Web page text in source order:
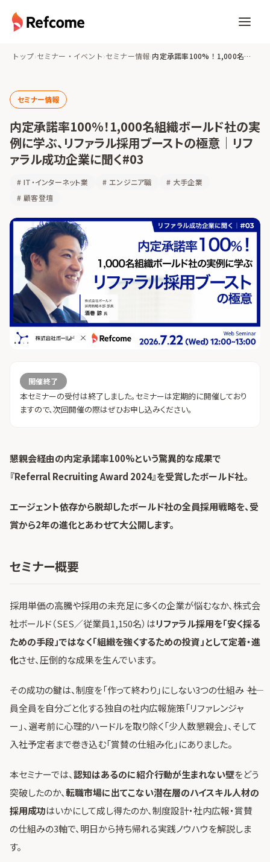
トップ›セミナー・イベント›セミナー情報› 内定承諾率100%！1,000名組織ボールド社の実例に学ぶ、リファラル採用ブーストの極意｜リファラル成功企業に聞く#03
セミナー情報
内定承諾率100%！1,000名組織ボールド社の実
例に学ぶ、リファラル採用ブーストの極意｜リフ
ァラル成功企業に聞く#03
# IT・インターネット業 # エンジニア職 # 大手企業
# 顧客登壇
懇親会経由の内定承諾率100%という驚異的な成果で
『Referral Recruiting Award 2024』を受賞したボールド社。
エージェント依存から脱却したボールド社の全員採用戦略を、受
賞から2年の進化とあわせて大公開します。
セミナー概要
採用単価の高騰や採用の未充足に多くの企業が悩むなか、株式会
社ボールド（SES／従業員1,150名）はリファラル採用を「安く採る
ための手段」ではなく「組織を強くするための投資」として定着・進
化させ、圧倒的な成果を生んでいます。
その成功の鍵は、制度を「作って終わり」にしない3つの仕組み ―― 社
員全員を自分ごと化する独自の社内広報施策「リファレンジャ
ー」、選考前に心理的ハードルを取り除く「少人数懇親会」、そして
入社予定者まで巻き込む「賞賛の仕組み化」にありました。
本セミナーでは、認知はあるのに紹介行動が生まれない壁をどう
突破したのか、転職市場に出てこない潜在層のハイスキル人材の
採用成功はいかにして成し得たのか、制度設計・社内広報・賞賛
の仕組みの3軸で、明日から持ち帰れる実践ノウハウを解説しま
す。
開催終了
本セミナーの受付は終了しました。セミナーは定期的に開催しており
ますので、次回開催の際はぜひお申し込みください。